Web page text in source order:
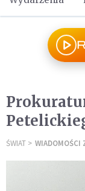
ŚWIAT WIADOMOŚCI